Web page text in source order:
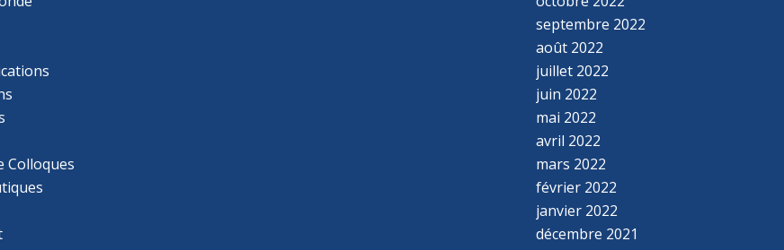
Colloques
septembre 2022
août 2022
juillet 2022
juin 2022
mai 2022
avril 2022
mars 2022
février 2022
janvier 2022
décembre 2021